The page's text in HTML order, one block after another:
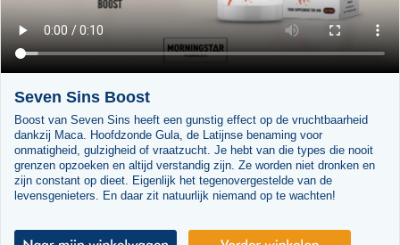
Seven Sins Boost
Boost van Seven Sins heeft een gunstig effect op de vruchtbaarheid
dankzij Maca. Hoofdzonde Gula, de Latijnse benaming voor
onmatigheid, gulzigheid of vraatzucht. Je hebt van die types die nooit
grenzen opzoeken en altijd verstandig zijn. Ze worden niet dronken en
zijn constant op dieet. Eigenlijk het tegenovergestelde van de
levensgenieters. En daar zit natuurlijk niemand op te wachten!